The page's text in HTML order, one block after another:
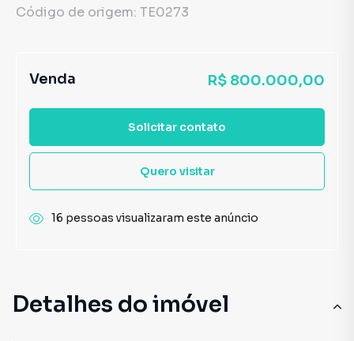
Detalhes do imóvel
Código de origem: TE0273
Venda R$ 800.000,00
Solicitar contato
Quero visitar
16 pessoas visualizaram este anúncio